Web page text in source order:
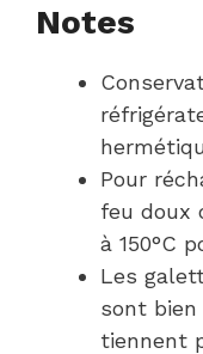
Notes
Pour
feu doux
à 150°C
Les
sont bien
tiennent